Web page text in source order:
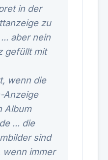
in der
zu
aber nein
gefüllt mit
wenn die
Anzeige
Album
... die
sind
wenn immer